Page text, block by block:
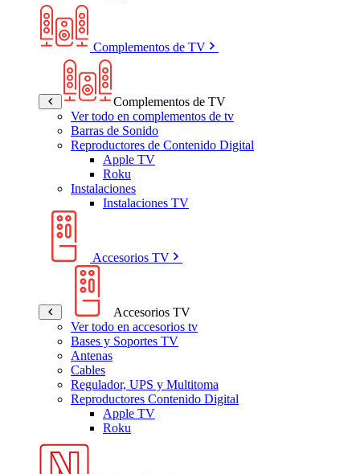
Complementos de TV
Complementos de TV
Ver todo en complementos de tv
Barras de Sonido
Reproductores de Contenido Digital
Apple TV
Roku
Instalaciones
Instalaciones TV
Accesorios TV
Accesorios TV
Ver todo en accesorios tv
Bases y Soportes TV
Antenas
Cables
Regulador, UPS y Multitoma
Reproductores Contenido Digital
Apple TV
Roku